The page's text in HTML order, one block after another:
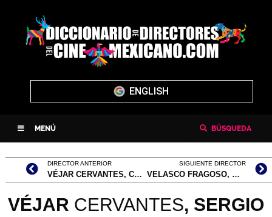
ENGLISH
MENÚ BÚSQUEDA
DIRECTOR ANTERIOR
VÉJAR CERVANTES, CARLOS
SIGUIENTE DIRECTOR
VELASCO FRAGOSO, MARÍA ELENA “LA INDIA MARÍA”
VÉJAR CERVANTES, SERGIO